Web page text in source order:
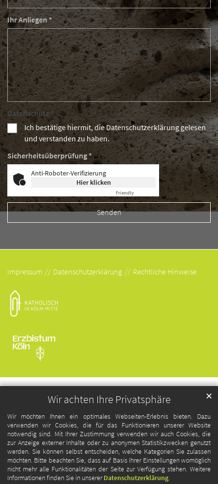
Wir achten Ihre Privatsphäre
Wir möchten Ihnen ein optimales Webseiten-Erlebnis bieten. Dazu
verwenden wir Cookies, die für das Funktionieren unserer Website
notwendig sind. Mit Ihrer Zustimmung verwenden wir auch Cookies, die
zur Anzeige externer Inhalte oder zu anonymen Statistikzwecken genutzt
werden. Sie können selbst entscheiden, welche Kategorien Sie zulassen
möchten. Bitte beachten Sie, dass auf Basis Ihrer Einstellungen womöglich
nicht mehr alle Funktionalitäten der Seite zur Verfügung stehen. Weitere
Informationen finden Sie in unsererDatenschutzerklärung.
✕
Ihr Anliegen *
Datenschutz *
Ich bestätige hiermit, die Datenschutzerklärung gelesen
und verstanden zu haben.
Sicherheitsüberprüfung *
Anti-Roboter-Verifizierung
Hier klicken
Friendly
Impressum Datenschutzerklärung Rechtliche Hinweise